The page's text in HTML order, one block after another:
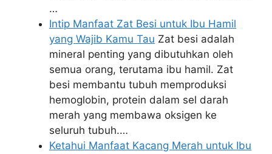
…
Intip Manfaat Zat Besi untuk Ibu Hamil
yang Wajib Kamu Tau Zat besi adalah
mineral penting yang dibutuhkan oleh
semua orang, terutama ibu hamil. Zat
besi membantu tubuh memproduksi
hemoglobin, protein dalam sel darah
merah yang membawa oksigen ke
seluruh tubuh.…
Ketahui Manfaat Kacang Merah untuk Ibu